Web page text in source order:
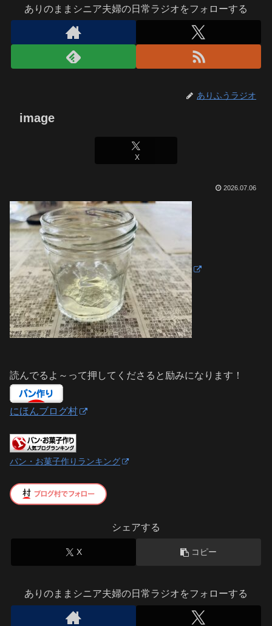
ありのままシニア夫婦の日常ラジオをフォローする
ありふうラジオ
image
X
2026.07.06
読んでるよ～って押してくださると励みになります！
にほんブログ村
パン・お菓子作りランキング
シェアする
X コピー
ありのままシニア夫婦の日常ラジオをフォローする